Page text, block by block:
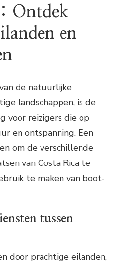
Ontdek
en
de natuurlijke
landschappen, is de
voor reizigers die op
en ontspanning. Een
om de verschillende
van Costa Rica te
te maken van boot-
tussen
door prachtige eilanden,